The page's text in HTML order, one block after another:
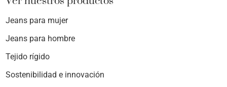
Jeans para mujer
Jeans para hombre
Tejido rígido
Sostenibilidad e innovación